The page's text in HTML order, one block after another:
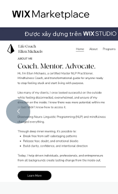
Được xây dựng trên